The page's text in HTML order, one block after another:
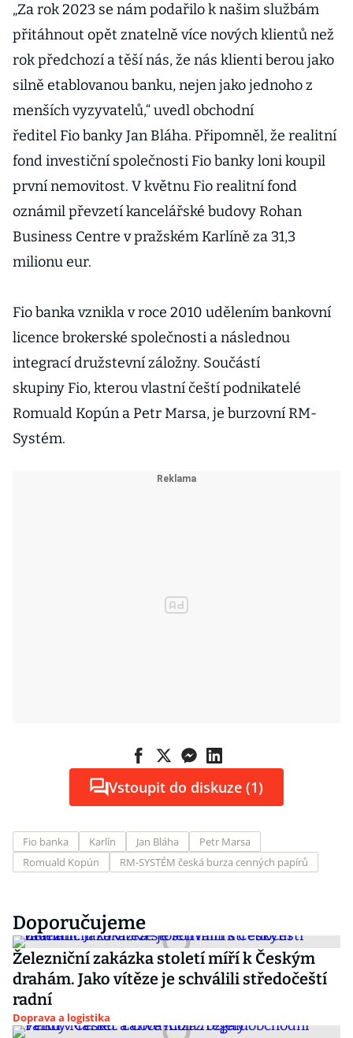
„Za rok 2023 se nám podařilo k našim službám
přitáhnout opět znatelně více nových klientů než
rok předchozí a těší nás, že nás klienti berou jako
silně etablovanou banku, nejen jako jednoho z
menších vyzyvatelů,“ uvedl obchodní
ředitel Fio banky Jan Bláha. Připomněl, že realitní
fond investiční společnosti Fio banky loni koupil
první nemovitost. V květnu Fio realitní fond
oznámil převzetí kancelářské budovy Rohan
Business Centre v pražském Karlíně za 31,3
milionu eur.
Fio banka vznikla v roce 2010 udělením bankovní
licence brokerské společnosti a následnou
integrací družstevní záložny. Součástí
skupiny Fio, kterou vlastní čeští podnikatelé
Romuald Kopún a Petr Marsa, je burzovní RM-
Systém.
Vstoupit do diskuze (1)
Fio banka Karlín Jan Bláha
Petr Marsa
Romuald Kopún
RM-SYSTÉM česká burza cenných papírů
Doporučujeme
Železniční zakázka století míří k Českým
drahám. Jako vítěze je schválili středočeští
radní
Doprava a logistika